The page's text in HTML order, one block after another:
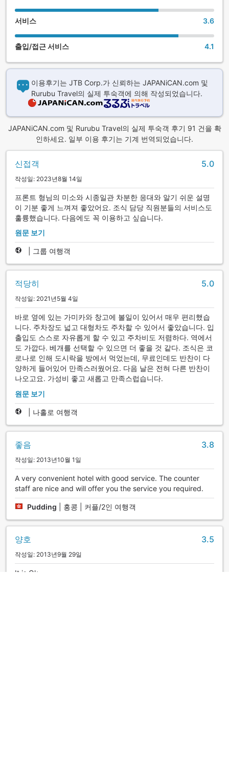
서비스 3.6
출입/접근 서비스 4.1
이용후기는 JTB Corp.가 신뢰하는 JAPANiCAN.com 및
Rurubu Travel의 실제 투숙객에 의해 작성되었습니다.
JAPANiCAN.com 및 Rurubu Travel의 실제 투숙객 후기 91 건을 확
인하세요. 일부 이용 후기는 기계 번역되었습니다.
신접객 5.0
작성일: 2023년8월 14일
프론트 형님의 미소와 시종일관 차분한 응대와 알기 쉬운 설명
이 기분 좋게 느껴져 좋았어요. 조식 담당 직원분들의 서비스도
훌륭했습니다. 다음에도 꼭 이용하고 싶습니다.
원문 보기
그룹 여행객
적당히 5.0
작성일: 2021년5월 4일
바로 옆에 있는 가미카와 창고에 볼일이 있어서 매우 편리했습
니다. 주차장도 넓고 대형차도 주차할 수 있어서 좋았습니다. 입
출입도 스스로 자유롭게 할 수 있고 주차비도 저렴하다. 역에서
도 가깝다. 베개를 선택할 수 있으면 더 좋을 것 같다. 조식은 코
로나로 인해 도시락을 방에서 먹었는데, 무료인데도 반찬이 다
양하게 들어있어 만족스러웠어요. 다음 날은 전혀 다른 반찬이
나오고요. 가성비 좋고 새롭고 만족스럽습니다.
원문 보기
나홀로 여행객
좋음 3.8
작성일: 2013년10월 1일
A very convenient hotel with good service. The counter
staff are nice and will offer you the service you required.
Pudding 홍콩 | 커플/2인 여행객
양호 3.5
작성일: 2013년9월 29일
It is Ok...